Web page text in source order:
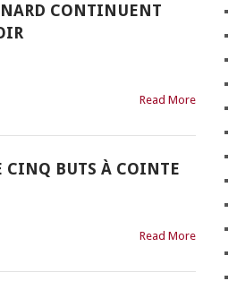
CONTINUENT
Read More
CINQ BUTS À COINTE
Read More